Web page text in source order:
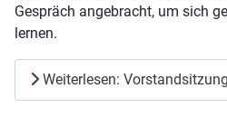
Gespräch angebracht, um sich
lernen.
Weiterlesen: